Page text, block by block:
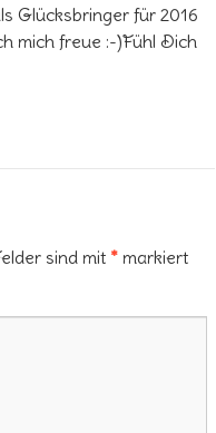
Glücksbringer für 2016
mich freue :-)Fühl Dich
sind mit * markiert